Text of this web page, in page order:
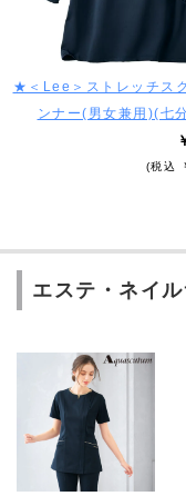
★＜Lee＞ストレッチス
ンナー(男女兼用)(七
(税込
エステ・ネイ